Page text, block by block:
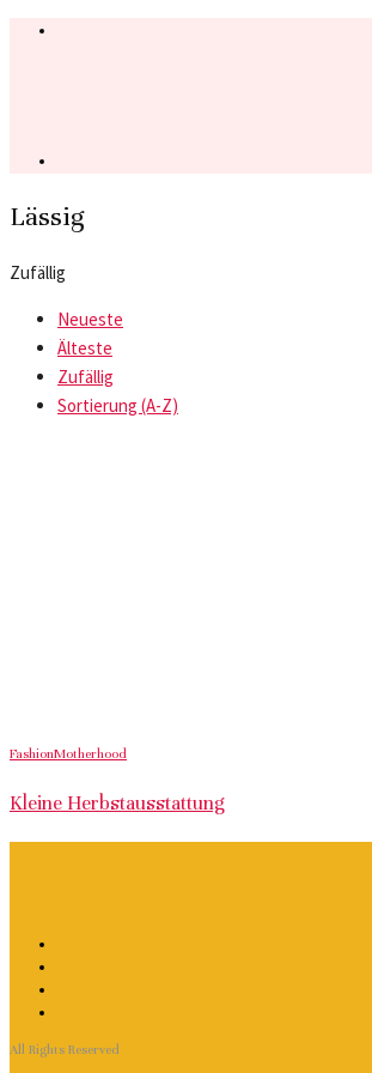
Lässig
Zufällig
Neueste
Älteste
Zufällig
Sortierung (A-Z)
FashionMotherhood
Kleine Herbstausstattung
All Rights Reserved